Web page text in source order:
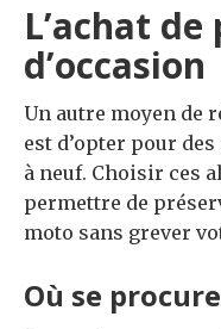
L’achat de
d’occasion
Un autre moyen de
est d’opter pour
à neuf. Choisir ces
permettre de
moto sans grever
Où se